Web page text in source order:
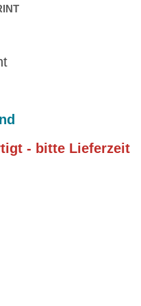
- bitte Lieferzeit